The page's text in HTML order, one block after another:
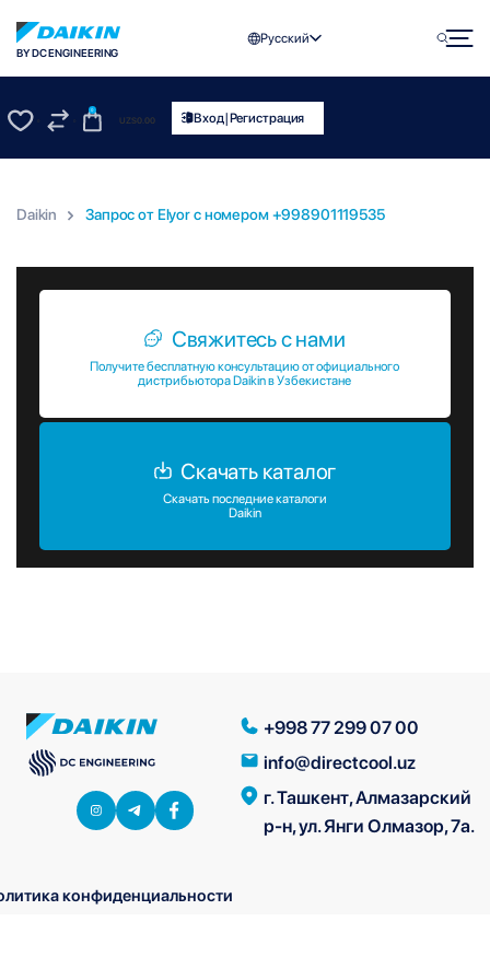
BY DC ENGINEERING
Русский
0
UZS0.00 Вход|Регистрация
Daikin Запрос от Elyor c номером +998901119535
Свяжитесь с нами
Получите бесплатную консультацию от официального
дистрибьютора Daikin в Узбекистане
Скачать каталог
Скачать последние каталоги
Daikin
+998 77 299 07 00
info@directcool.uz
г. Ташкент, Алмазарский
р-н, ул. Янги Олмазор, 7а.
конфиденциальности